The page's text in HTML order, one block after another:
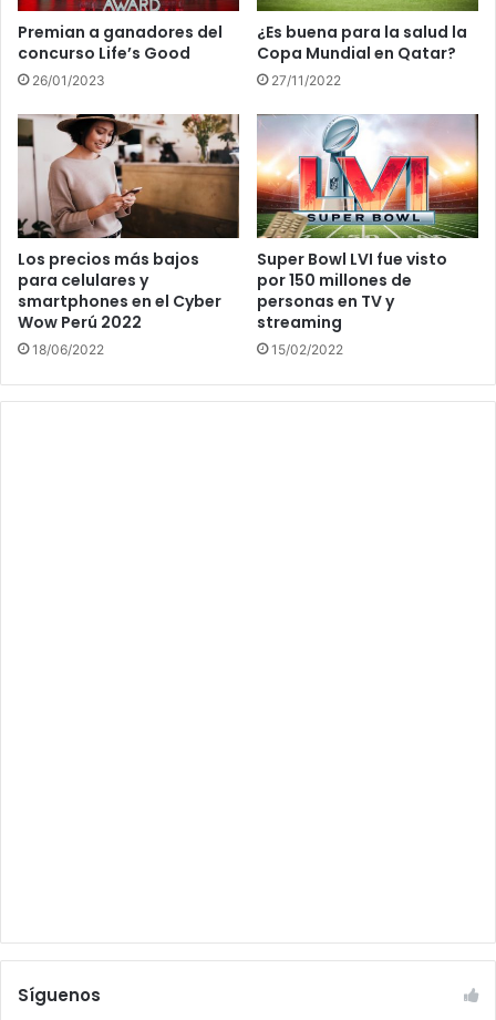
Premian a ganadores del
concurso Life’s Good
26/01/2023
¿Es buena para la salud la
Copa Mundial en Qatar?
27/11/2022
Los precios más bajos
para celulares y
smartphones en el Cyber
Wow Perú 2022
18/06/2022
Super Bowl LVI fue visto
por 150 millones de
personas en TV y
streaming
15/02/2022
Síguenos